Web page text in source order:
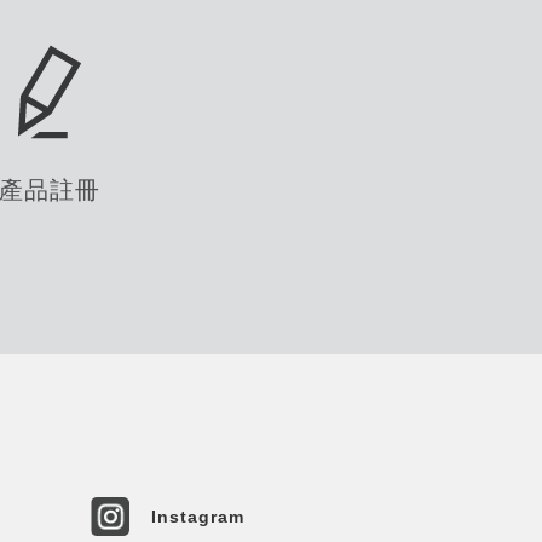
產品註冊
Instagram